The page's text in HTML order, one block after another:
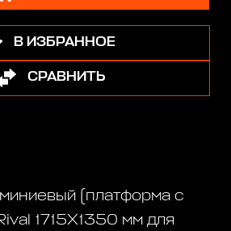
В ИЗБРАННОЕ
СРАВНИТЬ
(платформа с
1715X1350 мм для